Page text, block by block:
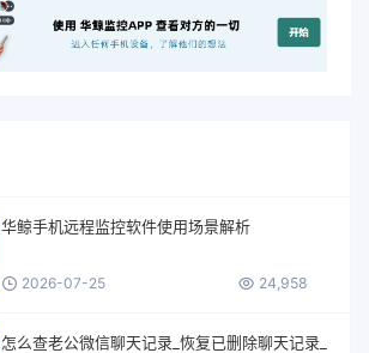
华鲸手机远程监控软件使用场景解析
2026-07-25 24,958
怎么查老公微信聊天记录_恢复已删除聊天记录_